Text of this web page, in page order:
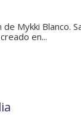
de Mykki Blanco.
en...